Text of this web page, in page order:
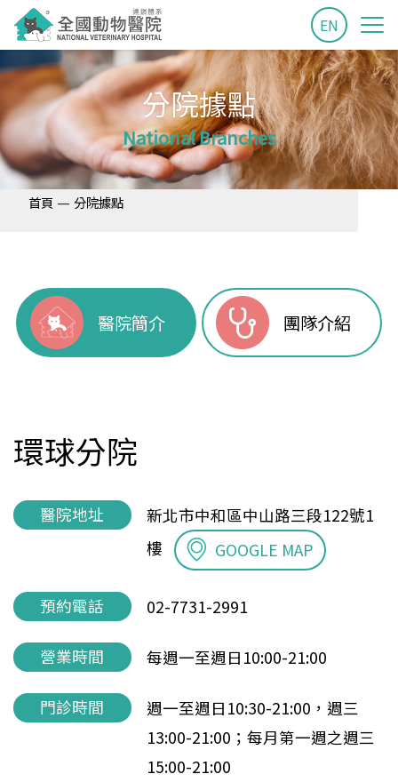
EN
分院據點
National Branches
首頁 — 分院據點
醫院簡介 團隊介紹
環球分院
醫院地址
新北市中和區中山路三段122號1
樓
GOOGLE MAP
預約電話 02-7731-2991
營業時間 每週一至週日10:00-21:00
門診時間
週一至週日10:30-21:00，週三
13:00-21:00；每月第一週之週三
15:00-21:00